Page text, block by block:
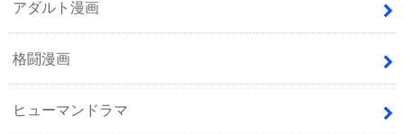
アダルト漫画
格闘漫画
ヒューマンドラマ